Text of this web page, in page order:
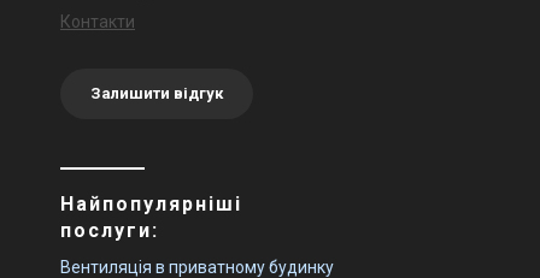
Контакти
Залишити відгук
Найпопулярніші
послуги:
Вентиляція в приватному будинку